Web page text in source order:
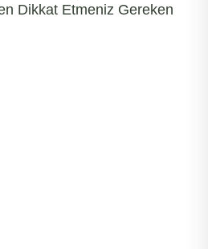
Dikkat Etmeniz Gereken